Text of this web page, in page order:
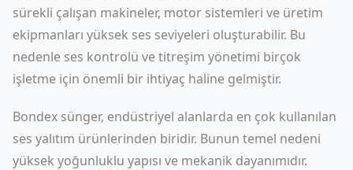
sürekli çalışan makineler, motor sistemleri ve üretim
ekipmanları yüksek ses seviyeleri oluşturabilir. Bu
nedenle ses kontrolü ve titreşim yönetimi birçok
işletme için önemli bir ihtiyaç haline gelmiştir.
Bondex sünger, endüstriyel alanlarda en çok kullanılan
ses yalıtım ürünlerinden biridir. Bunun temel nedeni
yüksek yoğunluklu yapısı ve mekanik dayanımıdır.